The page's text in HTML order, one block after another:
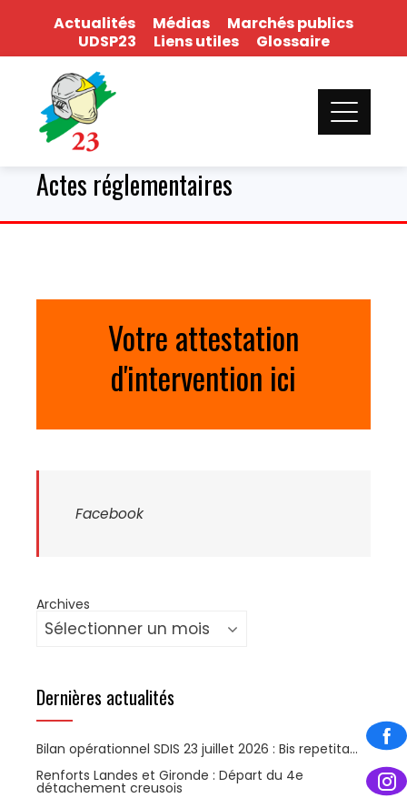
content
Actualités Médias
Marchés publics
UDSP23
Liens utiles Glossaire
Actes réglementaires
Votre attestation
d'intervention ici
Facebook
Archives
Dernières actualités
Bilan opérationnel SDIS 23 juillet 2026 : Bis repetita…
Renforts Landes et Gironde : Départ du 4e
détachement creusois